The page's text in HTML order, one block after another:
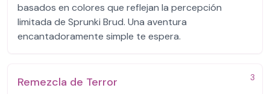
basados en colores que reflejan la percepción
limitada de Sprunki Brud. Una aventura
encantadoramente simple te espera.
3
Remezcla de Terror